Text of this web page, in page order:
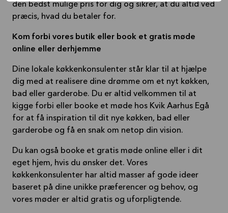
den bedst mulige pris for dig og sikrer, at du altid ved
præcis, hvad du betaler for.
Kom forbi vores butik eller book et gratis møde
online eller derhjemme
Dine lokale køkkenkonsulenter står klar til at hjælpe
dig med at realisere dine drømme om et nyt køkken,
bad eller garderobe. Du er altid velkommen til at
kigge forbi eller booke et møde hos Kvik Aarhus Egå
for at få inspiration til dit nye køkken, bad eller
garderobe og få en snak om netop din vision.
Du kan også booke et gratis møde online eller i dit
eget hjem, hvis du ønsker det. Vores
køkkenkonsulenter har altid masser af gode ideer
baseret på dine unikke præferencer og behov, og
vores møder er altid gratis og uforpligtende.